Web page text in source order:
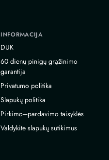
INFORMACIJA
DUK
60 dienų pinigų grąžinimo
garantija
Privatumo politika
Slapukų politika
Pirkimo–pardavimo taisyklės
Valdykite slapukų sutikimus